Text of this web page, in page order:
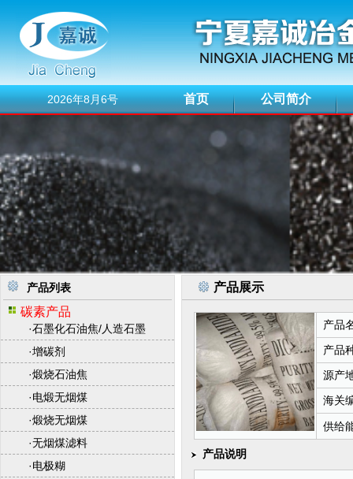
2026年8月6号 首页 公司简介
产品列表
碳素产品
·石墨化石油焦/人造石墨
·增碳剂
·煅烧石油焦
·电煅无烟煤
·煅烧无烟煤
·无烟煤滤料
·电极糊
产品展示
产品
产品
源产
海关
供给
产品说明